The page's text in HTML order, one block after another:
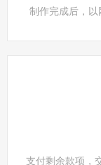
制作完成后，以
支付剩余款项，